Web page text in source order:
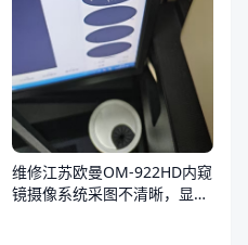
维修江苏欧曼OM-922HD内窥
镜摄像系统采图不清晰，显示